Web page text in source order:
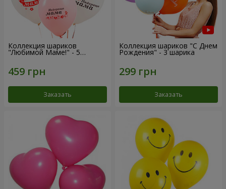
Коллекция шариков
"Любимой Маме!" - 5
Заказать
Коллекция шариков "С Днем
Рождения" - 3 шарика
Заказать